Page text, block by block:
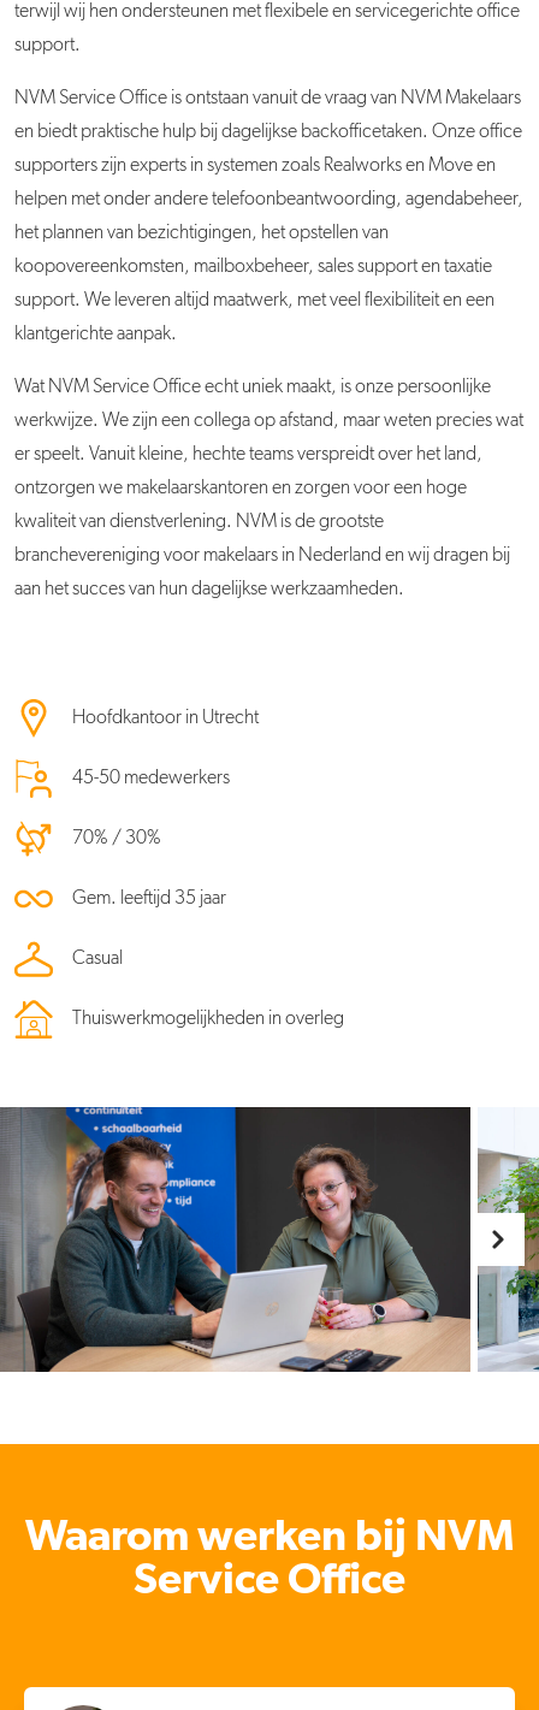
terwijl wij hen ondersteunen met flexibele en servicegerichte office
support.
NVM Service Office is ontstaan vanuit de vraag van NVM Makelaars
en biedt praktische hulp bij dagelijkse backofficetaken. Onze office
supporters zijn experts in systemen zoals Realworks en Move en
helpen met onder andere telefoonbeantwoording, agendabeheer,
het plannen van bezichtigingen, het opstellen van
koopovereenkomsten, mailboxbeheer, sales support en taxatie
support. We leveren altijd maatwerk, met veel flexibiliteit en een
klantgerichte aanpak.
Wat NVM Service Office echt uniek maakt, is onze persoonlijke
werkwijze. We zijn een collega op afstand, maar weten precies wat
er speelt. Vanuit kleine, hechte teams verspreidt over het land,
ontzorgen we makelaarskantoren en zorgen voor een hoge
kwaliteit van dienstverlening. NVM is de grootste
branchevereniging voor makelaars in Nederland en wij dragen bij
aan het succes van hun dagelijkse werkzaamheden.
Hoofdkantoor in Utrecht
45-50 medewerkers
70% / 30%
Gem. leeftijd 35 jaar
Casual
Thuiswerkmogelijkheden in overleg
Waarom werken bij NVM
Service Office